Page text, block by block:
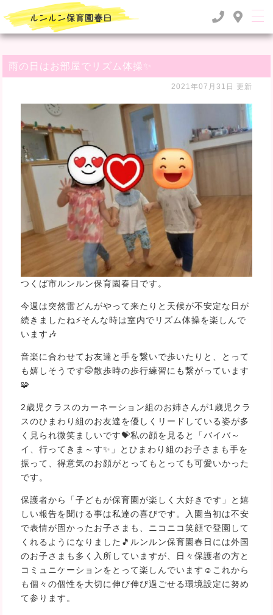
るんるん日記 > 雨の日はお部屋でリズム体操✨
雨の日はお部屋でリズム体操✨
2021年07月31日 更新
つくば市ルンルン保育園春日です。
今週は突然雷どんがやって来たりと天候が不安定な日が
続きましたね⚡そんな時は室内でリズム体操を楽しんで
います🎶
音楽に合わせてお友達と手を繋いで歩いたりと、とって
も嬉しそうです🤭散歩時の歩行練習にも繋がっています
🧩
2歳児クラスのカーネーション組のお姉さんが1歳児クラ
スのひまわり組のお友達を優しくリードしている姿が多
く見られ微笑ましいです💝私の顔を見ると「バイバ～
イ、行ってきま～す✨」とひまわり組のお子さまも手を
振って、得意気のお顔がとってもとっても可愛いかった
です。
保護者から「子どもが保育園が楽しく大好きです」と嬉
しい報告を聞ける事は私達の喜びです。入園当初は不安
で表情が固かったお子さまも、ニコニコ笑顔で登園して
くれるようになりました🎵ルンルン保育園春日には外国
のお子さまも多く入所していますが、日々保護者の方と
コミュニケーションをとって楽しんでいます☺️これから
も個々の個性を大切に伸び伸び過ごせる環境設定に努め
て参ります。